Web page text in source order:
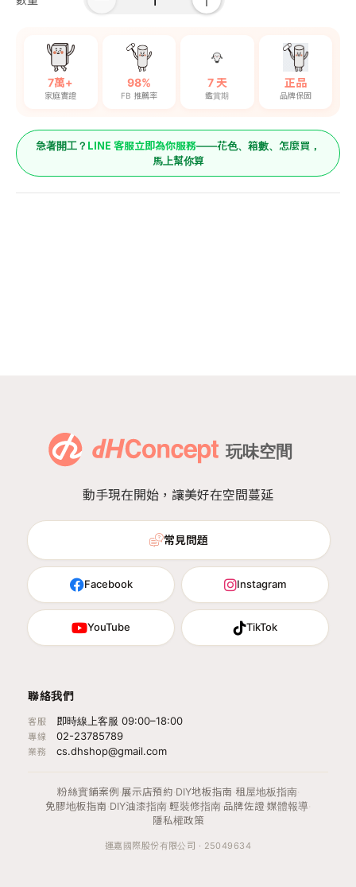
7萬+
家庭實證
98%
FB 推薦率
7 天
鑑賞期
正品
品牌保固
急著開工？ LINE 客服立即為你服務——花色、箱數、怎麼買，
馬上幫你算
動手現在開始，讓美好在空間蔓延
常見問題
Facebook Instagram
YouTube TikTok
聯絡我們
客服 即時線上客服 09:00–18:00
專線 02-23785789
業務 cs.dhshop@gmail.com
粉絲實鋪案例 ·展示店預約·DIY地板指南 ·租屋地板指南·
免膠地板指南 ·DIY油漆指南·輕裝修指南·品牌佐證·媒體報導·
隱私權政策
運嘉國際股份有限公司 · 25049634